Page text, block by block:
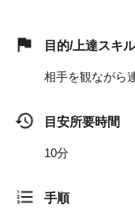
目的/上達スキル
相手を観ながら
目安所要時間
10分
手順